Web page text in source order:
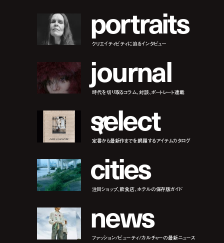
portraits
クリエイティビティに迫るインタビュー
journal
時代を切り取るコラム、対談、ポートレート連載
select
定番から最新作までを網羅するアイテムカタログ
cities
注目ショップ、飲食店、ホテルの保存版ガイド
news
ファッション/ビューティ/カルチャーの最新ニュース